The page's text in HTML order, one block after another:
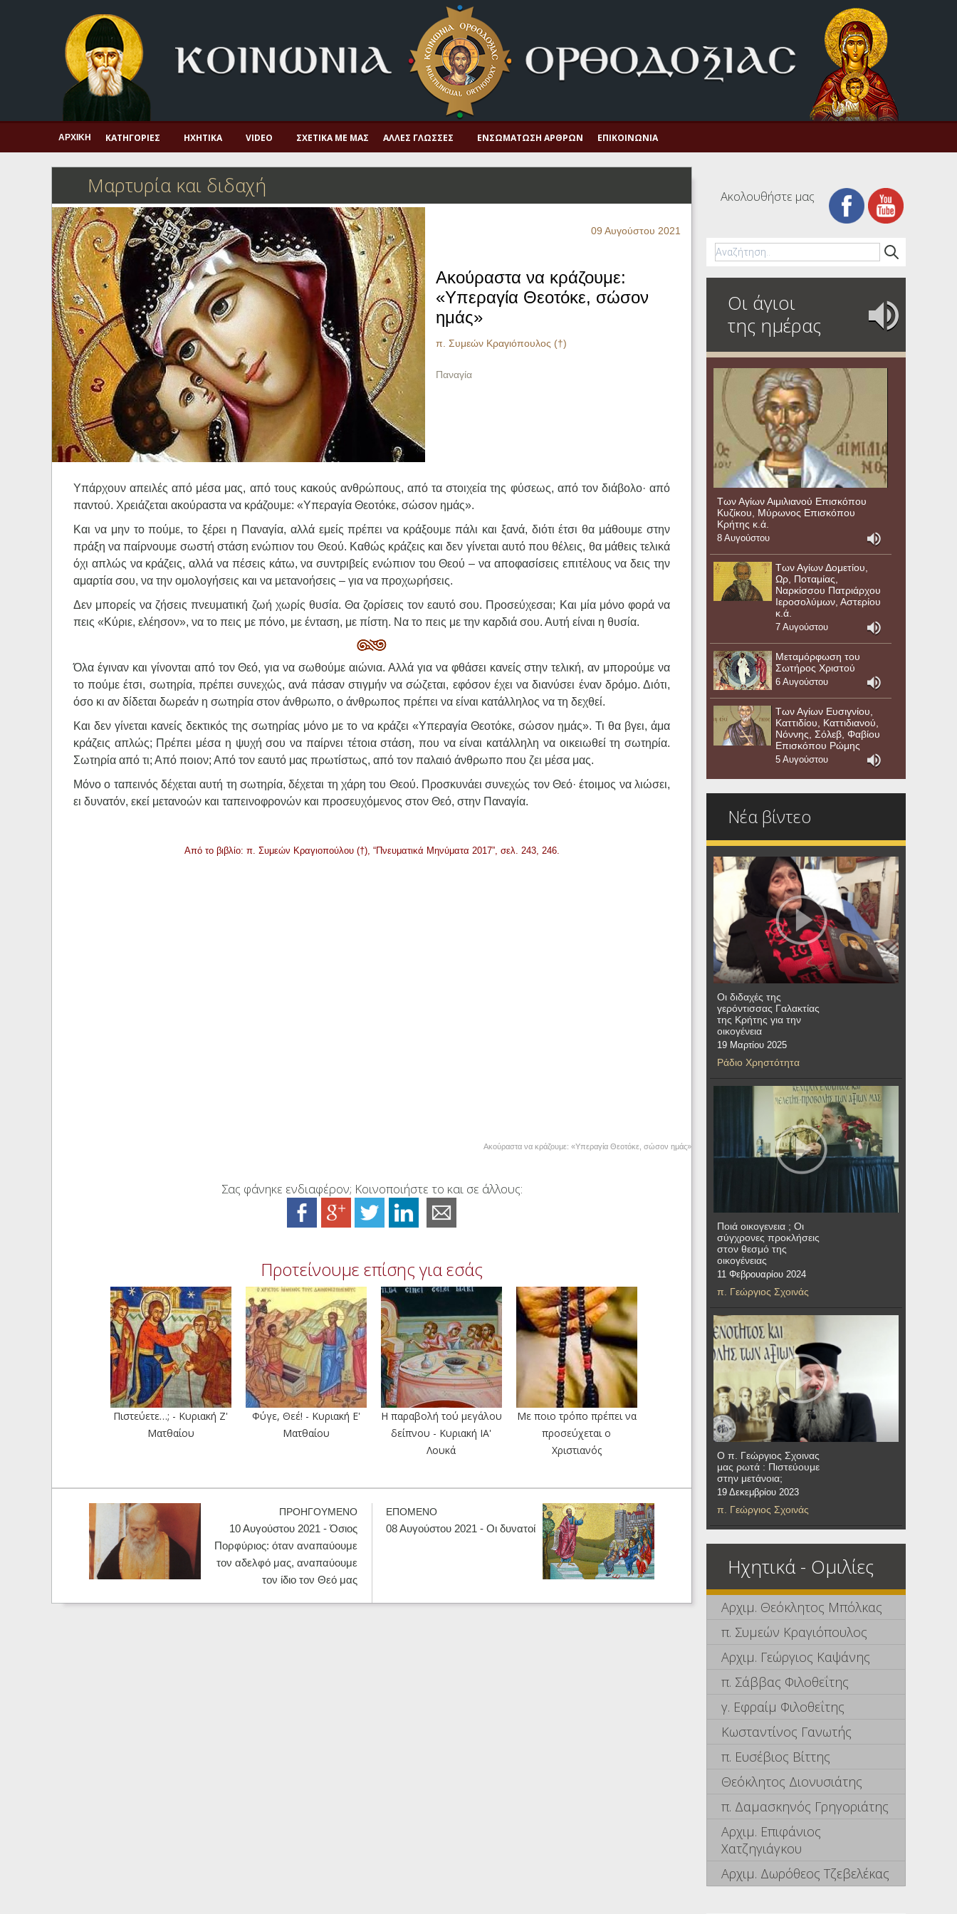
Πνευματική ζωή
Μαρτυρία και διδαχή
Λατρεία και προσευχή
Αγιολόγιο – Εορτολόγιο
Η πίστη στην εποχή μας
Ορθόδοξη οικογένεια
Ορθόδοξο προσκυνητάριο
Σκέψεις-προβληματισμοί
ΑΡΧΙΚΉ ΚΑΤΗΓΟΡΊΕΣ ΗΧΗΤΙΚΆ VIDEO ΣΧΕΤΙΚΆ ΜΕ ΜΑΣ ΆΛΛΕΣ ΓΛΏΣΣΕΣ ΕΝΣΩΜΆΤΩΣΗ ΆΡΘΡΩΝ ΕΠΙΚΟΙΝΩΝΊΑ
Μαρτυρία και διδαχή
09 Αυγούστου 2021
Ακούραστα να κράζουμε:
«Υπεραγία Θεοτόκε, σώσον
ημάς»
π. Συμεών Κραγιόπουλος (†)
Παναγία
Υπάρχουν απειλές από μέσα μας, από τους κακούς ανθρώπους, από τα στοιχεία της φύσεως, από τον διάβολο· από
παντού. Χρειάζεται ακούραστα να κράζουμε: «Υπεραγία Θεοτόκε, σώσον ημάς».
Και να μην το πούμε, το ξέρει η Παναγία, αλλά εμείς πρέπει να κράξουμε πάλι και ξανά, διότι έτσι θα μάθουμε στην
πράξη να παίρνουμε σωστή στάση ενώπιον του Θεού. Καθώς κράζεις και δεν γίνεται αυτό που θέλεις, θα μάθεις τελικά
όχι απλώς να κράζεις, αλλά να πέσεις κάτω, να συντριβείς ενώπιον του Θεού – να αποφασίσεις επιτέλους να δεις την
αμαρτία σου, να την ομολογήσεις και να μετανοήσεις – για να προχωρήσεις.
Δεν μπορείς να ζήσεις πνευματική ζωή χωρίς θυσία. Θα ζορίσεις τον εαυτό σου. Προσεύχεσαι; Και μία μόνο φορά να
πεις «Κύριε, ελέησον», να το πεις με πόνο, με ένταση, με πίστη. Να το πεις με την καρδιά σου. Αυτή είναι η θυσία.
Όλα έγιναν και γίνονται από τον Θεό, για να σωθούμε αιώνια. Αλλά για να φθάσει κανείς στην τελική, αν μπορούμε να
το πούμε έτσι, σωτηρία, πρέπει συνεχώς, ανά πάσαν στιγμήν να σώζεται, εφόσον έχει να διανύσει έναν δρόμο. Διότι,
όσο κι αν δίδεται δωρεάν η σωτηρία στον άνθρωπο, ο άνθρωπος πρέπει να είναι κατάλληλος να τη δεχθεί.
Και δεν γίνεται κανείς δεκτικός της σωτηρίας μόνο με το να κράζει «Υπεραγία Θεοτόκε, σώσον ημάς». Τι θα βγει, άμα
κράζεις απλώς; Πρέπει μέσα η ψυχή σου να παίρνει τέτοια στάση, που να είναι κατάλληλη να οικειωθεί τη σωτηρία.
Σωτηρία από τι; Από ποιoν; Από τον εαυτό μας πρωτίστως, από τον παλαιό άνθρωπο που ζει μέσα μας.
Μόνο ο ταπεινός δέχεται αυτή τη σωτηρία, δέχεται τη χάρη του Θεού. Προσκυνάει συνεχώς τον Θεό· έτοιμος να λιώσει,
ει δυνατόν, εκεί μετανοών και ταπεινοφρονών και προσευχόμενος στον Θεό, στην Παναγία.
Από το βιβλίο: π. Συμεών Κραγιοπούλου (†), “Πνευματικά Μηνύματα 2017”, σελ. 243, 246.
Ακούραστα να κράζουμε: «Υπεραγία Θεοτόκε, σώσον ημάς»
Σας φάνηκε ενδιαφέρον; Κοινοποιήστε το και σε άλλους:
Προτείνουμε επίσης για εσάς
Πιστεύετε…; - Κυριακή Ζ'
Ματθαίου
Φύγε, Θεέ! - Κυριακή Ε'
Ματθαίου
Η παραβολή τού μεγάλου
δείπνου - Κυριακή ΙΑ'
Λουκά
Με ποιο τρόπο πρέπει να
προσεύχεται ο
Χριστιανός
ΠΡΟΗΓΟΥΜΕΝΟ
10 Αυγούστου 2021 - Όσιος
Πορφύριος: όταν αναπαύουμε
τον αδελφό μας, αναπαύουμε
τον ίδιο τον Θεό μας
ΕΠΟΜΕΝΟ
08 Αυγούστου 2021 - Οι δυνατοί
Ακολουθήστε μας
Οι άγιοι
της ημέρας
Των Αγίων Αιμιλιανού Επισκόπου
Κυζίκου, Μύρωνος Επισκόπου
Κρήτης κ.ά.
8 Αυγούστου
Των Αγίων Δομετίου,
Ωρ, Ποταμίας,
Ναρκίσσου Πατριάρχου
Ιεροσολύμων, Αστερίου
κ.ά.
7 Αυγούστου
Μεταμόρφωση του
Σωτήρος Χριστού
6 Αυγούστου
Των Αγίων Ευσιγνίου,
Καττιδίου, Καττιδιανού,
Νόννης, Σόλεβ, Φαβίου
Επισκόπου Ρώμης
5 Αυγούστου
Νέα βίντεο
Οι διδαχές της
γερόντισσας Γαλακτίας
της Κρήτης για την
οικογένεια
19 Μαρτίου 2025
Ράδιο Χρηστότητα
Ποιά οικογενεια ; Οι
σύγχρονες προκλήσεις
στον θεσμό της
οικογένειας
11 Φεβρουαρίου 2024
π. Γεώργιος Σχοινάς
Ο π. Γεώργιος Σχοινας
μας ρωτά : Πιστεύουμε
στην μετάνοια;
19 Δεκεμβρίου 2023
π. Γεώργιος Σχοινάς
Ηχητικά - Ομιλίες
Αρχιμ. Θεόκλητος Μπόλκας
π. Συμεών Κραγιόπουλος
Αρχιμ. Γεώργιος Καψάνης
π. Σάββας Φιλοθεΐτης
γ. Εφραίμ Φιλοθεΐτης
Κωσταντίνος Γανωτής
π. Ευσέβιος Βίττης
Θεόκλητος Διονυσιάτης
π. Δαμασκηνός Γρηγοριάτης
Αρχιμ. Επιφάνιος
Χατζηγιάγκου
Αρχιμ. Δωρόθεος Τζεβελέκας